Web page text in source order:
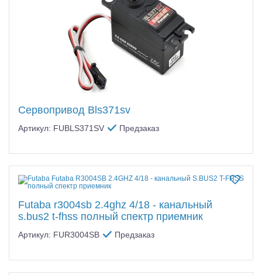
Сервопривод Bls371sv
Артикул: FUBLS371SV Предзаказ
Futaba r3004sb 2.4ghz 4/18 - канальный
s.bus2 t-fhss полный спектр приемник
Артикул: FUR3004SB Предзаказ